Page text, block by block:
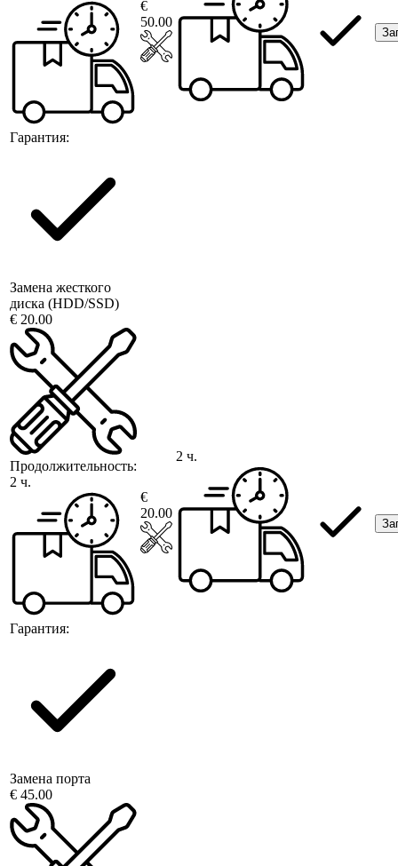
Гарантия:
€
50.00
Замена жесткого
диска (HDD/SSD)
€ 20.00
Продолжительность:
2 ч.
Гарантия:
€
20.00
2 ч.
Замена порта
€ 45.00